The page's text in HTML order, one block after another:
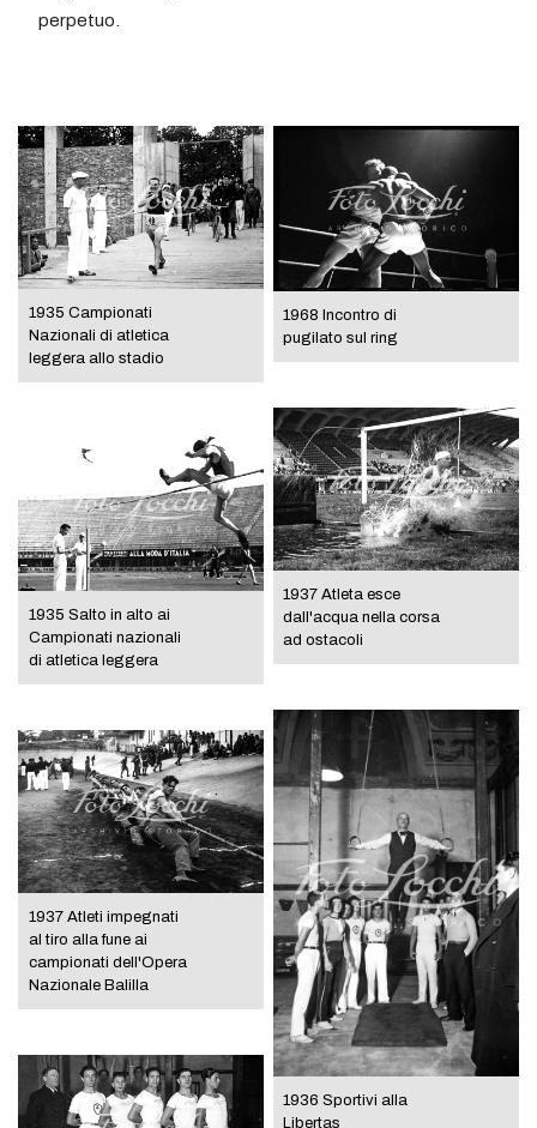
perpetuo.
1935 Campionati
Nazionali di atletica
leggera allo stadio
1935 Salto in alto ai
Campionati nazionali
di atletica leggera
1937 Atleti impegnati
al tiro alla fune ai
campionati dell'Opera
Nazionale Balilla
1968 Incontro di
pugilato sul ring
1937 Atleta esce
dall'acqua nella corsa
ad ostacoli
1936 Sportivi alla
Libertas